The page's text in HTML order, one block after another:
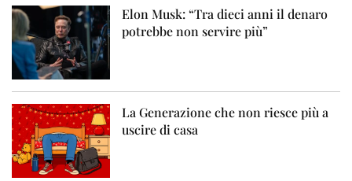
Elon Musk: “Tra dieci anni il denaro
potrebbe non servire più”
La Generazione che non riesce più a
uscire di casa